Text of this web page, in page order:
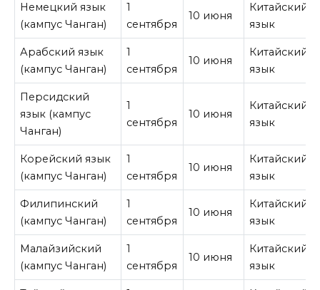
Немецкий язык
(кампус Чанган)
1
сентября
10 июня
Китайский
язык
Арабский язык
(кампус Чанган)
1
сентября
10 июня
Китайский
язык
Персидский
язык (кампус
Чанган)
1
сентября
10 июня
Китайский
язык
Корейский язык
(кампус Чанган)
1
сентября
10 июня
Китайский
язык
Филипинский
(кампус Чанган)
1
сентября
10 июня
Китайский
язык
Малайзийский
(кампус Чанган)
1
сентября
10 июня
Китайский
язык